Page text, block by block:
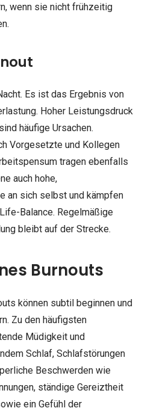
wenn sie nicht frühzeitig
Es ist das Ergebnis von
Hoher Leistungsdruck
häufige Ursachen.
Vorgesetzte und Kollegen
tragen ebenfalls
auch hohe,
an sich selbst und kämpfen
Balance. Regelmäßige
bleibt auf der Strecke.
Burnouts
können subtil beginnen und
Zu den häufigsten
Müdigkeit und
Schlaf, Schlafstörungen
Beschwerden wie
ständige Gereiztheit
ein Gefühl der